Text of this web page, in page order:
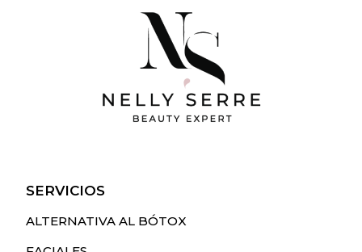
SERVICIOS
ALTERNATIVA AL BÓTOX